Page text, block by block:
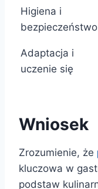
Higiena i
bezpieczeństwo
Adaptacja i
uczenie się
Wniosek
Zrozumienie, że
kluczowa w
podstaw